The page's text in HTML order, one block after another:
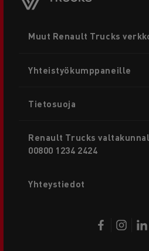
menu
Muut Renault Trucks
Yhteistyökumppaneille
Tietosuoja
Renault Trucks
00800 1234 2424
Yhteystiedot